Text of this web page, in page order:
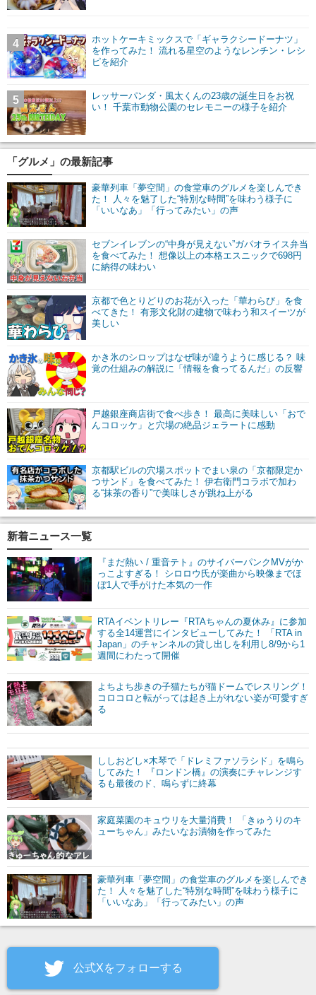
ホットケーキミックスで「ギャラクシードーナツ」
を作ってみた！ 流れる星空のようなレンチン・レシ
ピを紹介
4
レッサーパンダ・風太くんの23歳の誕生日をお祝
い！ 千葉市動物公園のセレモニーの様子を紹介
5
「グルメ」の最新記事
豪華列車「夢空間」の食堂車のグルメを楽しんでき
た！ 人々を魅了した“特別な時間”を味わう様子に
「いいなあ」「行ってみたい」の声
セブンイレブンの“中身が見えない”ガパオライス弁当
を食べてみた！ 想像以上の本格エスニックで698円
に納得の味わい
京都で色とりどりのお花が入った「華わらび」を食
べてきた！ 有形文化財の建物で味わう和スイーツが
美しい
かき氷のシロップはなぜ味が違うように感じる？ 味
覚の仕組みの解説に「情報を食ってるんだ」の反響
戸越銀座商店街で食べ歩き！ 最高に美味しい「おで
んコロッケ」と穴場の絶品ジェラートに感動
京都駅ビルの穴場スポットでまい泉の「京都限定か
つサンド」を食べてみた！ 伊右衛門コラボで加わ
る“抹茶の香り”で美味しさが跳ね上がる
新着ニュース一覧
『まだ熱い / 重音テト』のサイバーパンクMVがか
っこよすぎる！ シロロウ氏が楽曲から映像までほ
ぼ1人で手がけた本気の一作
RTAイベントリレー『RTAちゃんの夏休み』に参加
する全14運営にインタビューしてみた！ 「RTA in
Japan」のチャンネルの貸し出しを利用し8/9から1
週間にわたって開催
よちよち歩きの子猫たちが猫ドームでレスリング！
コロコロと転がっては起き上がれない姿が可愛すぎ
る
ししおどし×木琴で「ドレミファソラシド」を鳴ら
してみた！ 『ロンドン橋』の演奏にチャレンジす
るも最後のド、鳴らずに終幕
家庭菜園のキュウリを大量消費！ 「きゅうりのキ
ューちゃん」みたいなお漬物を作ってみた
豪華列車「夢空間」の食堂車のグルメを楽しんでき
た！ 人々を魅了した“特別な時間”を味わう様子に
「いいなあ」「行ってみたい」の声
公式Xをフォローする